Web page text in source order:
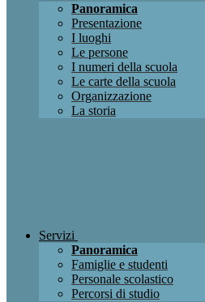
Panoramica
Presentazione
I luoghi
Le persone
I numeri della scuola
Le carte della scuola
Organizzazione
La storia
Servizi
Panoramica
Famiglie e studenti
Personale scolastico
Percorsi di studio